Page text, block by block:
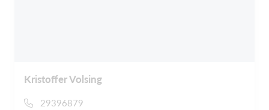
Kristoffer Volsing
29396879